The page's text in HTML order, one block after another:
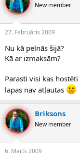
New member
27. Februāris 2009
Nu kā pelnās šijā?
Kā ar izmaksām?
Parasti visi kas
lapas nav atļautas
Briksons
New member
6. Marts 2009